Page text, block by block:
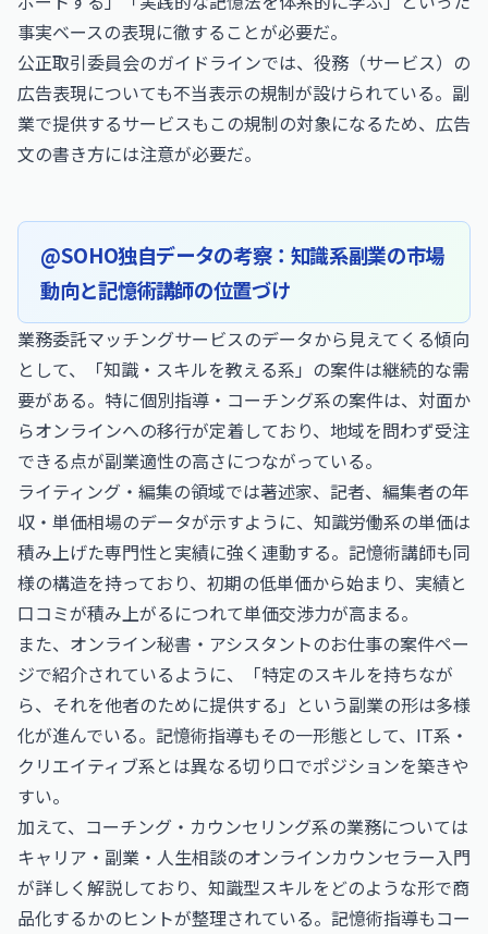
事実ベースの表現に徹することが必要だ。
公正取引委員会のガイドラインでは、役務（サービス）の
広告表現についても不当表示の規制が設けられている。副
業で提供するサービスもこの規制の対象になるため、広告
文の書き方には注意が必要だ。
@SOHO独自データの考察：知識系副業の市場
動向と記憶術講師の位置づけ
業務委託マッチングサービスのデータから見えてくる傾向
として、「知識・スキルを教える系」の案件は継続的な需
要がある。特に個別指導・コーチング系の案件は、対面か
らオンラインへの移行が定着しており、地域を問わず受注
できる点が副業適性の高さにつながっている。
ライティング・編集の領域では著述家、記者、編集者の年
収・単価相場のデータが示すように、知識労働系の単価は
積み上げた専門性と実績に強く連動する。記憶術講師も同
様の構造を持っており、初期の低単価から始まり、実績と
口コミが積み上がるにつれて単価交渉力が高まる。
また、 オンライン秘書・アシスタントのお仕事の案件ペー
ジで紹介されているように、「特定のスキルを持ちなが
ら、それを他者のために提供する」という副業の形は多様
化が進んでいる。記憶術指導もその一形態として、IT系・
クリエイティブ系とは異なる切り口でポジションを築きや
すい。
加えて、コーチング・カウンセリング系の業務については
キャリア・副業・人生相談のオンラインカウンセラー入門
が詳しく解説しており、知識型スキルをどのような形で商
品化するかのヒントが整理されている。記憶術指導もコー